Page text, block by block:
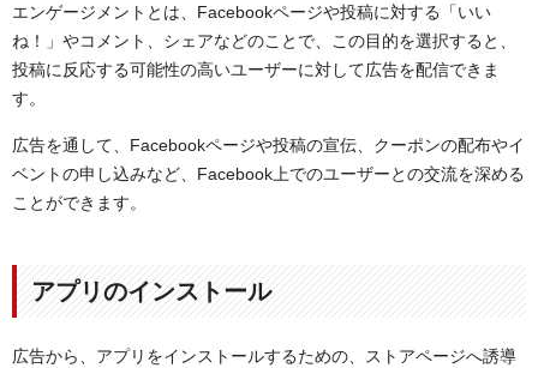
エンゲージメントとは、Facebookページや投稿に対する「いい
ね！」やコメント、シェアなどのことで、この目的を選択すると、
投稿に反応する可能性の高いユーザーに対して広告を配信できま
す。
広告を通して、Facebookページや投稿の宣伝、クーポンの配布やイ
ベントの申し込みなど、Facebook上でのユーザーとの交流を深める
ことができます。
アプリのインストール
広告から、アプリをインストールするための、ストアページへ誘導